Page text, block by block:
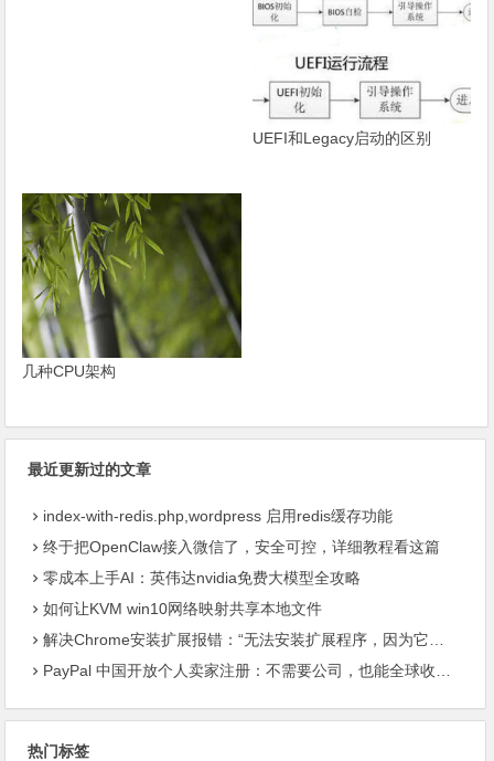
UEFI和Legacy启动的区别
几种CPU架构
最近更新过的文章
index-with-redis.php,wordpress 启用redis缓存功能
终于把OpenClaw接入微信了，安全可控，详细教程看这篇
零成本上手AI：英伟达nvidia免费大模型全攻略
如何让KVM win10网络映射共享本地文件
解决Chrome安装扩展报错：“无法安装扩展程序，因为它使用了不受支持的清单版本“
PayPal 中国开放个人卖家注册：不需要公司，也能全球收款了
热门标签